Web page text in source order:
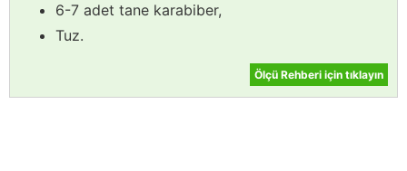
6-7 adet tane karabiber,
Tuz.
Ölçü Rehberi için tıklayın